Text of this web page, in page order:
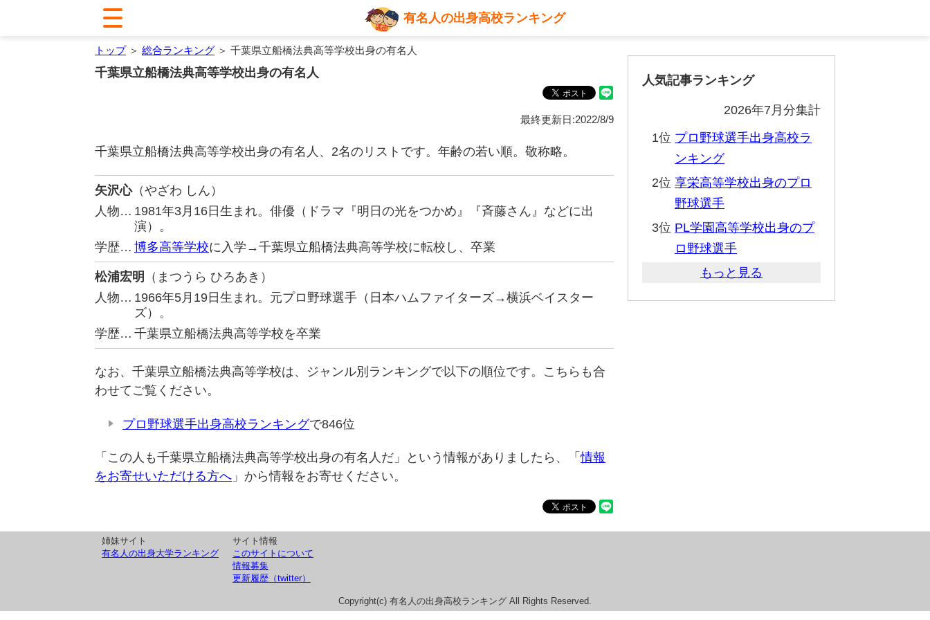
有名人の出身高校ランキング
トップ＞ 総合ランキング ＞ 千葉県立船橋法典高等学校出身の有名人
千葉県立船橋法典高等学校出身の有名人
最終更新日:2022/8/9
千葉県立船橋法典高等学校出身の有名人、2名のリストです。年齢の若い順。敬称略。
矢沢心（やざわ しん）
人物… 1981年3月16日生まれ。俳優（ドラマ『明日の光をつかめ』『斉藤さん』などに出
演）。
学歴… 博多高等学校に入学→千葉県立船橋法典高等学校に転校し、卒業
松浦宏明
（まつうら ひろあき）
人物… 1966年5月19日生まれ。元プロ野球選手（日本ハムファイターズ→横浜ベイスター
ズ）。
学歴… 千葉県立船橋法典高等学校を卒業
なお、千葉県立船橋法典高等学校は、ジャンル別ランキングで以下の順位です。こちらも合
わせてご覧ください。
プロ野球選手出身高校ランキングで846位
「この人も千葉県立船橋法典高等学校出身の有名人だ」という情報がありましたら、「情報
をお寄せいただける方へ 」から情報をお寄せください。
人気記事ランキング
2026年7月分集計
1位 プロ野球選手出身高校ラ
ンキング
2位 享栄高等学校出身のプロ
野球選手
3位 PL学園高等学校出身のプ
ロ野球選手
もっと見る
姉妹サイト
有名人の出身大学ランキング
サイト情報
このサイトについて
情報募集
更新履歴（twitter）
Copyright(c) 有名人の出身高校ランキング All Rights Reserved.